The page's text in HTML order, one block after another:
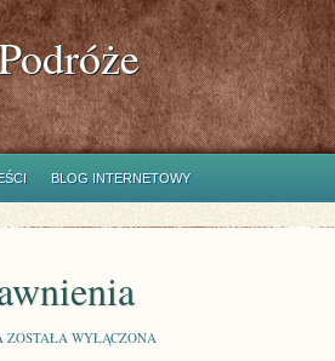
BLOG INTERNETOWY
PRAWO
ZOSTAŁA WYŁĄCZONA